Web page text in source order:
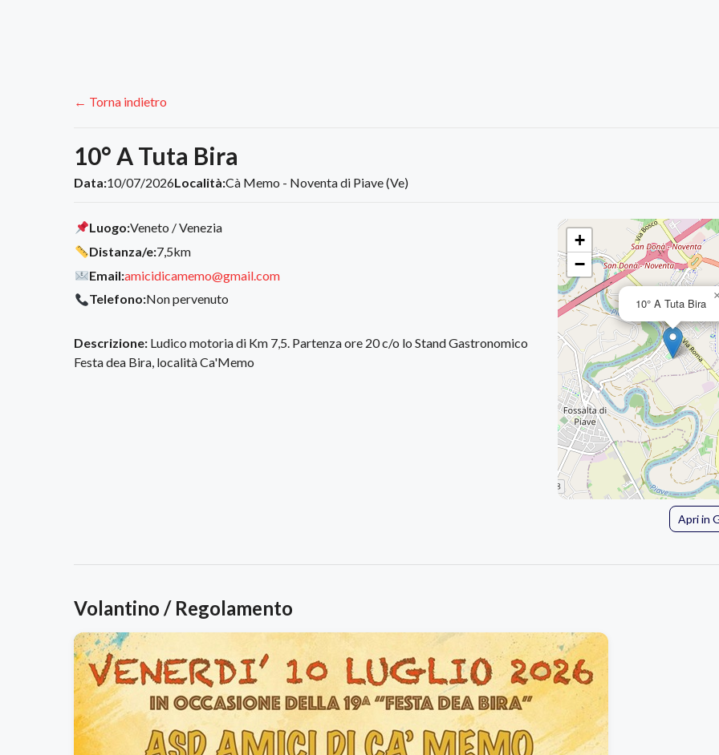
← Torna indietro
10° A Tuta Bira
Data:10/07/2026Località:Cà Memo - Noventa di Piave (Ve)
Luogo:Veneto / Venezia
Distanza/e:7,5km
Email:amicidicamemo@gmail.com
Telefono:Non pervenuto
Descrizione: Ludico motoria di Km 7,5. Partenza ore 20 c/o lo Stand Gastronomico
Festa dea Bira, località Ca'Memo
10° A Tuta Bira
+
−
Apri in
Volantino / Regolamento